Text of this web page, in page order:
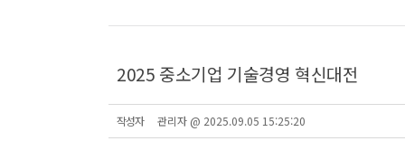
2025 중소기업 기술경영 혁신대전
작성자 관리자 @ 2025.09.05 15:25:20